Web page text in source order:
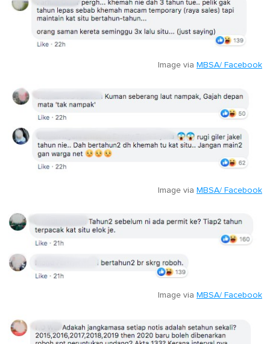
Image via MBSA/ Facebook
Image via MBSA/ Facebook
Image via MBSA/ Facebook